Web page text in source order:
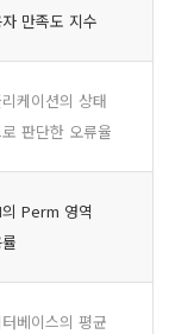
만족도 지수
케이션의 상태
판단한 오류율
의 Perm 영역
베이스의 평균